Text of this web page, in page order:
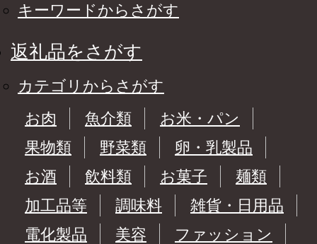
キーワードからさがす
返礼品をさがす
カテゴリからさがす
お肉
魚介類
お米・パン
果物類
野菜類
卵・乳製品
お酒
飲料類 お菓子
麺類
加工品等
調味料
雑貨・日用品
電化製品
美容
ファッション